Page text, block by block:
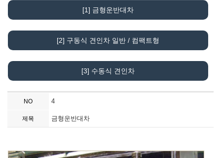
[1] 금형운반대차
[2] 구동식 견인차 일반 / 컴팩트형
[3] 수동식 견인차
NO 4
제목 금형운반대차